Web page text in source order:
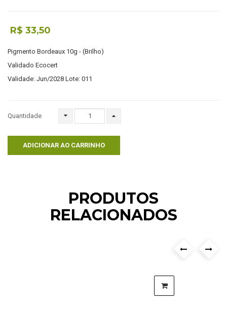
R$ 33,50
Pigmento Bordeaux 10g - (Brilho)
Validado Ecocert
Validade: Jun/2028 Lote: 011
Quantidade
ADICIONAR AO CARRINHO
PRODUTOS
RELACIONADOS
‹
›